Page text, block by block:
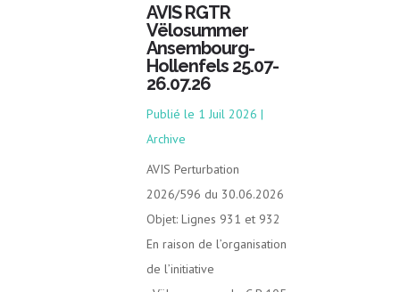
AVIS RGTR
Vëlosummer
Ansembourg-
Hollenfels 25.07-
26.07.26
1 Juil 2026 |
Archive
AVIS Perturbation
2026/596 du 30.06.2026
Objet: Lignes 931 et 932
En raison de l’organisation
de l’initiative